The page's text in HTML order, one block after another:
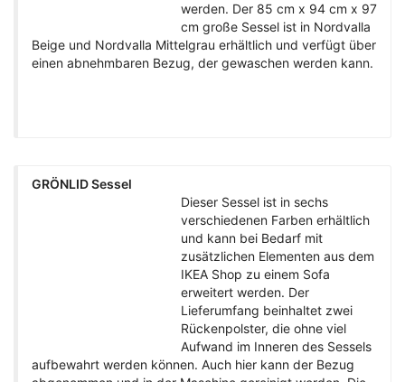
werden. Der 85 cm x 94 cm x 97
cm große Sessel ist in Nordvalla
Beige und Nordvalla Mittelgrau erhältlich und verfügt über
einen abnehmbaren Bezug, der gewaschen werden kann.
GRÖNLID Sessel
Dieser Sessel ist in sechs
verschiedenen Farben erhältlich
und kann bei Bedarf mit
zusätzlichen Elementen aus dem
IKEA Shop zu einem Sofa
erweitert werden. Der
Lieferumfang beinhaltet zwei
Rückenpolster, die ohne viel
Aufwand im Inneren des Sessels
aufbewahrt werden können. Auch hier kann der Bezug